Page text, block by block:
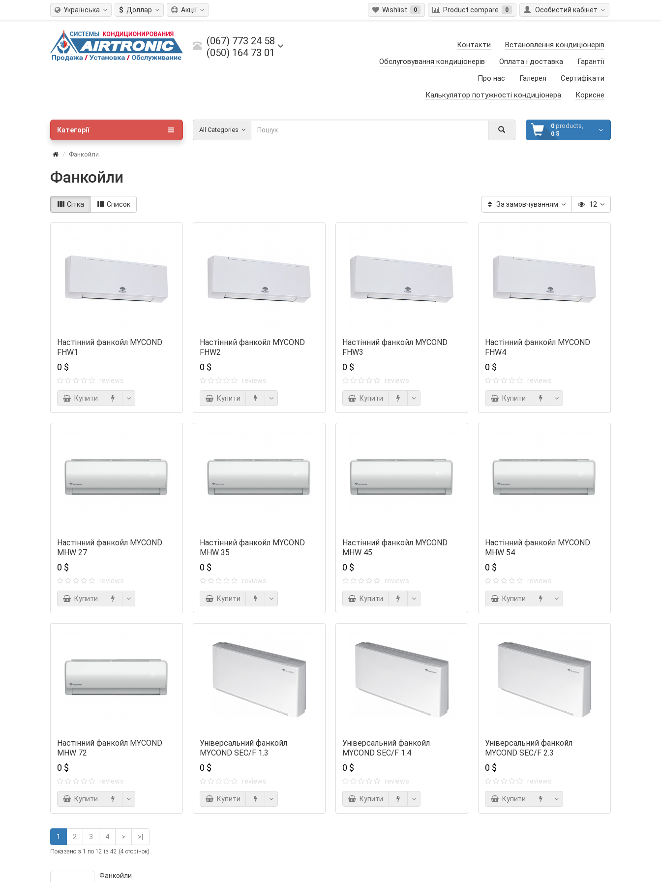
Українська $ Доллар Особистий кабінет
Акції Wishlist 0 Product compare 0
(067) 773 24 58
(050) 164 73 01
Контакти
Встановлення кондиціонерів
Обслуговування кондиціонерів
Оплата і доставка
Гарантії
Про нас
Галерея
Сертифікати
Калькулятор потужності кондиціонера
Корисне
All Categories
0products,
0 $
Категорії
Фанкойли
Фанкойли
Сітка Список За замовчуванням 12
Настінний фанкойл MYCOND
FHW1
0 $
reviews
Купити
Настінний фанкойл MYCOND
FHW2
0 $
reviews
Купити
Настінний фанкойл MYCOND
FHW3
0 $
reviews
Купити
Настінний фанкойл MYCOND
FHW4
0 $
reviews
Купити
Настінний фанкойл MYCOND
MHW 27
0 $
reviews
Купити
Настінний фанкойл MYCOND
MHW 35
0 $
reviews
Купити
Настінний фанкойл MYCOND
MHW 45
0 $
reviews
Купити
Настінний фанкойл MYCOND
MHW 54
0 $
reviews
Купити
Настінний фанкойл MYCOND
MHW 72
0 $
reviews
Купити
Універсальний фанкойл
MYCOND SEC/F 1.3
0 $
reviews
Купити
Універсальний фанкойл
MYCOND SEC/F 1.4
0 $
reviews
Купити
Універсальний фанкойл
MYCOND SEC/F 2.3
0 $
reviews
Купити
1 2 3 4 > >|
Показано з 1 по 12 із 42 (4 сторінок)
Фанкойли